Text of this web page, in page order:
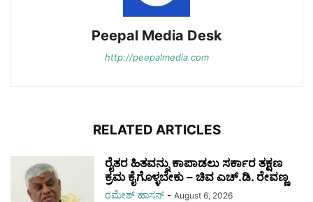
Peepal Media Desk
http://peepalmedia.com
RELATED ARTICLES
ರೈತರ ಹಿತವನ್ನು ಕಾಪಾಡಲು ಸರ್ಕಾರ ತಕ್ಷಣ
ಕ್ರಮ ಕೈಗೊಳ್ಳಬೇಕು – ಚಿವ ಎಚ್.ಡಿ. ರೇವಣ್ಣ
ರಮೇಶ್‌ ಹಾಸನ್‌ - August 6, 2026